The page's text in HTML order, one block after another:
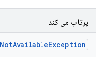
پرتاب می کند
NotAvailableException